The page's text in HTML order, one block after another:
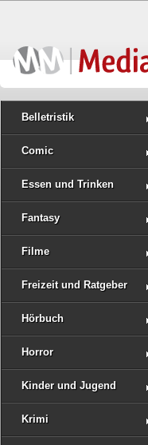
Belletristik
Comic
Essen und Trinken
Fantasy
Filme
Freizeit und Ratgeber
Hörbuch
Horror
Kinder und Jugend
Krimi